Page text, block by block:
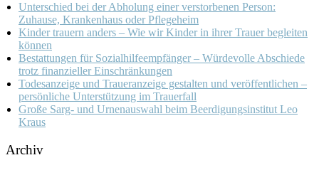
Unterschied bei der Abholung einer verstorbenen Person:
Zuhause, Krankenhaus oder Pflegeheim
Kinder trauern anders – Wie wir Kinder in ihrer Trauer begleiten
können
Bestattungen für Sozialhilfeempfänger – Würdevolle Abschiede
trotz finanzieller Einschränkungen
Todesanzeige und Traueranzeige gestalten und veröffentlichen –
persönliche Unterstützung im Trauerfall
Große Sarg- und Urnenauswahl beim Beerdigungsinstitut Leo
Kraus
Archiv